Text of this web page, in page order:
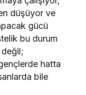
düşüyor ve
gücü
bu durum
hatta
bile